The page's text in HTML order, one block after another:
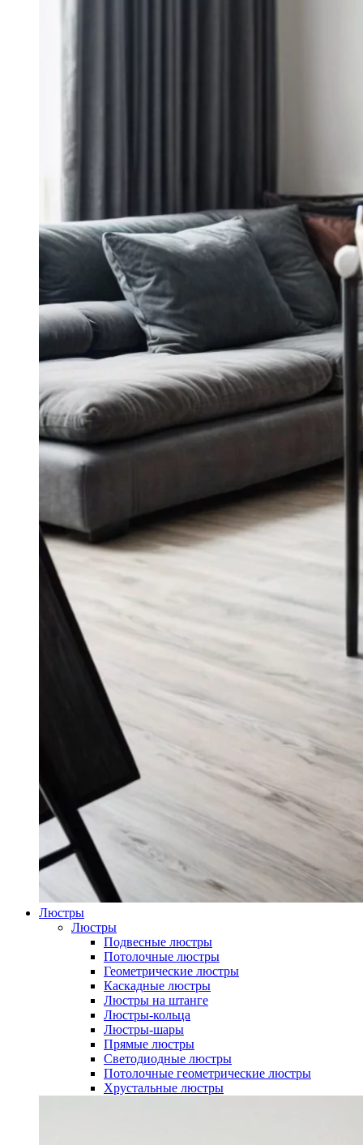
Люстры
Люстры
Подвесные люстры
Потолочные люстры
Геометрические люстры
Каскадные люстры
Люстры на штанге
Люстры-кольца
Люстры-шары
Прямые люстры
Светодиодные люстры
Потолочные геометрические люстры
Хрустальные люстры